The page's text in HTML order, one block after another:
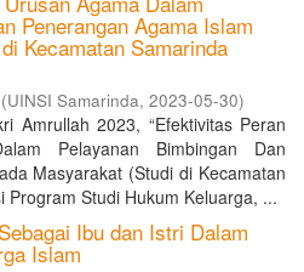
Penerangan Agama Islam
Kecamatan Samarinda
(UINSI Samarinda, 2023-05-30)
Amrullah 2023, “Efektivitas Peran
Pelayanan Bimbingan Dan
Masyarakat (Studi di Kecamatan
Studi Hukum Keluarga, ...
Ibu dan Istri Dalam
Islam